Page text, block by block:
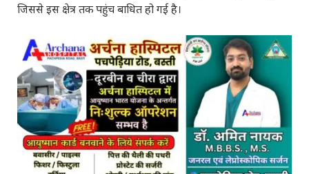
जिससे इस क्षेत्र तक पहुंच बाधित हो गई है।